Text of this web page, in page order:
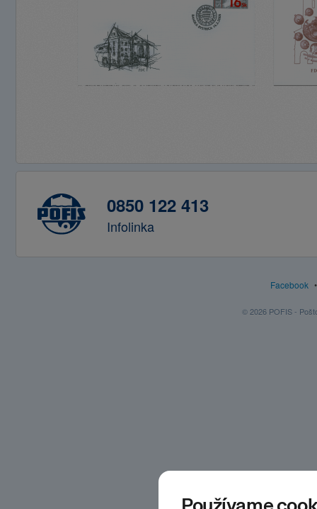
0850 122 413
Infolinka
Facebook
© 2026 POFIS -